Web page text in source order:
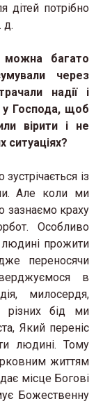
потрібно
д.
багато
через
надії і
у Господа, щоб
вірити і не
ситуаціях?
із
Але коли ми
зазнаємо краху
Особливо
прожити
переносячи
в
милосердя,
різних бід ми
Який переніс
людині. Тому
життям
місце Богові
Божественну